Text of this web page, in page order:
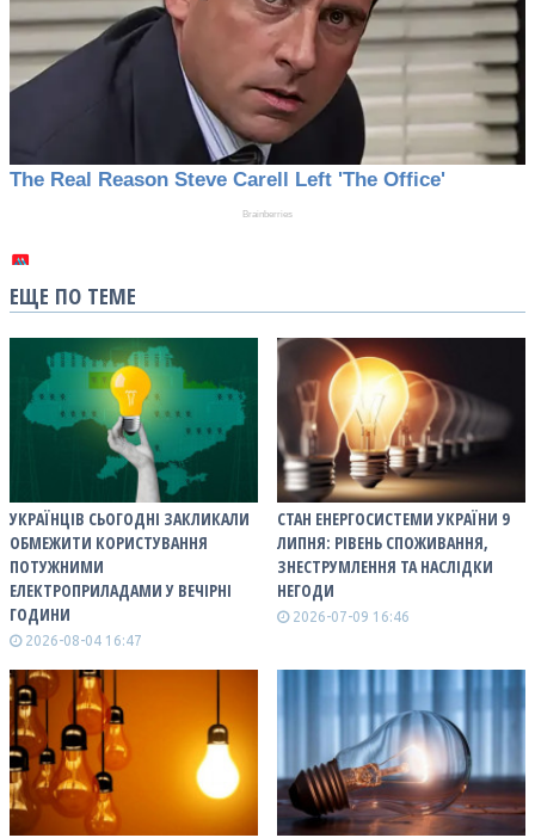
ЕЩЕ ПО ТЕМЕ
УКРАЇНЦІВ СЬОГОДНІ ЗАКЛИКАЛИ
ОБМЕЖИТИ КОРИСТУВАННЯ
ПОТУЖНИМИ
ЕЛЕКТРОПРИЛАДАМИ У ВЕЧІРНІ
ГОДИНИ
2026-08-04 16:47
СТАН ЕНЕРГОСИСТЕМИ УКРАЇНИ 9
ЛИПНЯ: РІВЕНЬ СПОЖИВАННЯ,
ЗНЕСТРУМЛЕННЯ ТА НАСЛІДКИ
НЕГОДИ
2026-07-09 16:46